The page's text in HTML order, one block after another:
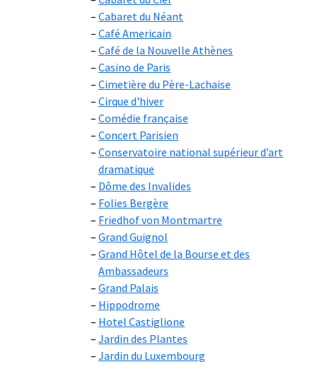
Cabaret du Néant
Café Americain
Café de la Nouvelle Athènes
Casino de Paris
Cimetière du Père-Lachaise
Cirque d'hiver
Comédie française
Concert Parisien
Conservatoire national supérieur d’art
dramatique
Dôme des Invalides
Folies Bergère
Friedhof von Montmartre
Grand Guignol
Grand Hôtel de la Bourse et des
Ambassadeurs
Grand Palais
Hippodrome
Hotel Castiglione
Jardin des Plantes
Jardin du Luxembourg